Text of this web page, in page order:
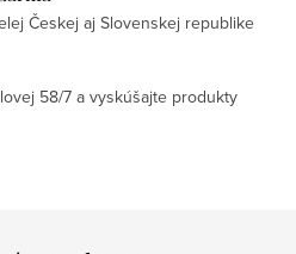
Českej aj Slovenskej republike
58/7 a vyskúšajte produkty